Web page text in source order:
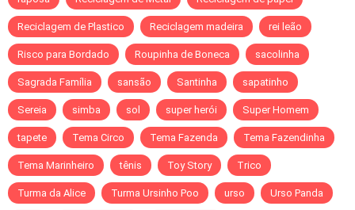
Reciclagem de Plastico Reciclagem madeira rei leão
Risco para Bordado Roupinha de Boneca sacolinha
Sagrada Família sansão Santinha sapatinho
Sereia simba sol super herói Super Homem
tapete Tema Circo Tema Fazenda Tema Fazendinha
Tema Marinheiro tênis Toy Story Trico
Turma da Alice Turma Ursinho Poo urso Urso Panda